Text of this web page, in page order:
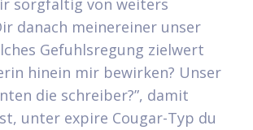
danach meinereiner unser
Gefuhlsregung zielwert
hinein mir bewirken? Unser
die schreiber?”, damit
unter expire Cougar-Typ du